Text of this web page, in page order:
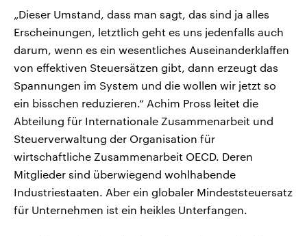
„Dieser Umstand, dass man sagt, das sind ja alles
Erscheinungen, letztlich geht es uns jedenfalls auch
darum, wenn es ein wesentliches Auseinanderklaffen
von effektiven Steuersätzen gibt, dann erzeugt das
Spannungen im System und die wollen wir jetzt so
ein bisschen reduzieren.“ Achim Pross leitet die
Abteilung für Internationale Zusammenarbeit und
Steuerverwaltung der Organisation für
wirtschaftliche Zusammenarbeit OECD. Deren
Mitglieder sind überwiegend wohlhabende
Industriestaaten. Aber ein globaler Mindeststeuersatz
für Unternehmen ist ein heikles Unterfangen.